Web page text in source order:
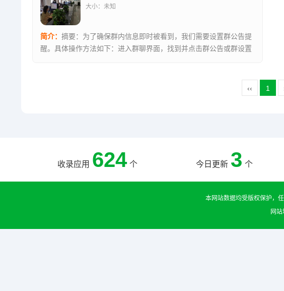
大小：未知
简介： 摘要：为了确保群内信息即时被看到，我们需要设置群公告提
醒。具体操作方法如下：进入群聊界面，找到并点击群公告或群设置
‹‹ 1
收录应用 624 个 今日更新 3 个
本网站数据均受版权保护，
网站